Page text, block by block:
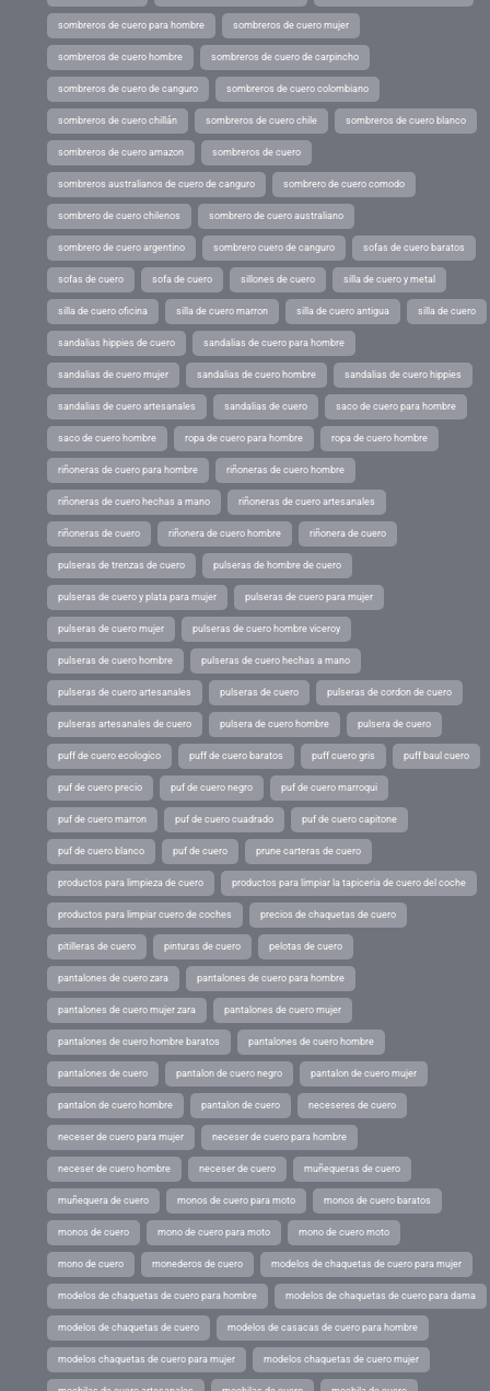
sombreros de cuero para hombre sombreros de cuero mujer
sombreros de cuero hombre sombreros de cuero de carpincho
sombreros de cuero de canguro sombreros de cuero colombiano
sombreros de cuero chillán sombreros de cuero chile sombreros de cuero blanco
sombreros de cuero amazon sombreros de cuero
sombreros australianos de cuero de canguro sombrero de cuero comodo
sombrero de cuero chilenos sombrero de cuero australiano
sombrero de cuero argentino sombrero cuero de canguro sofas de cuero baratos
sofas de cuero sofa de cuero sillones de cuero silla de cuero y metal
silla de cuero oficina silla de cuero marron silla de cuero antigua silla de cuero
sandalias hippies de cuero sandalias de cuero para hombre
sandalias de cuero mujer sandalias de cuero hombre sandalias de cuero hippies
sandalias de cuero artesanales sandalias de cuero saco de cuero para hombre
saco de cuero hombre ropa de cuero para hombre ropa de cuero hombre
riñoneras de cuero para hombre riñoneras de cuero hombre
riñoneras de cuero hechas a mano riñoneras de cuero artesanales
riñoneras de cuero riñonera de cuero hombre riñonera de cuero
pulseras de trenzas de cuero pulseras de hombre de cuero
pulseras de cuero y plata para mujer pulseras de cuero para mujer
pulseras de cuero mujer pulseras de cuero hombre viceroy
pulseras de cuero hombre pulseras de cuero hechas a mano
pulseras de cuero artesanales pulseras de cuero pulseras de cordon de cuero
pulseras artesanales de cuero pulsera de cuero hombre pulsera de cuero
puff de cuero ecologico puff de cuero baratos puff cuero gris puff baul cuero
puf de cuero precio puf de cuero negro puf de cuero marroqui
puf de cuero marron puf de cuero cuadrado puf de cuero capitone
puf de cuero blanco puf de cuero prune carteras de cuero
productos para limpieza de cuero productos para limpiar la tapiceria de cuero del coche
productos para limpiar cuero de coches precios de chaquetas de cuero
pitilleras de cuero pinturas de cuero pelotas de cuero
pantalones de cuero zara pantalones de cuero para hombre
pantalones de cuero mujer zara pantalones de cuero mujer
pantalones de cuero hombre baratos pantalones de cuero hombre
pantalones de cuero pantalon de cuero negro pantalon de cuero mujer
pantalon de cuero hombre pantalon de cuero neceseres de cuero
neceser de cuero para mujer neceser de cuero para hombre
neceser de cuero hombre neceser de cuero muñequeras de cuero
muñequera de cuero monos de cuero para moto monos de cuero baratos
monos de cuero mono de cuero para moto mono de cuero moto
mono de cuero monederos de cuero modelos de chaquetas de cuero para mujer
modelos de chaquetas de cuero para hombre modelos de chaquetas de cuero para dama
modelos de chaquetas de cuero modelos de casacas de cuero para hombre
modelos chaquetas de cuero para mujer modelos chaquetas de cuero mujer